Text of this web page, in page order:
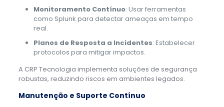
Monitoramento Contínuo: Usar ferramentas
como Splunk para detectar ameaças em tempo
real.
Planos de Resposta a Incidentes: Estabelecer
protocolos para mitigar impactos.
A CRP Tecnologia implementa soluções de segurança
robustas, reduzindo riscos em ambientes legados.
Manutenção e Suporte Contínuo